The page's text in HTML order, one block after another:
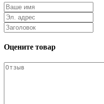
Оцените товар